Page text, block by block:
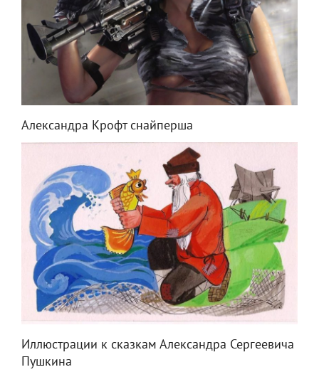
Александра Крофт снайперша
Иллюстрации к сказкам Александра Сергеевича
Пушкина